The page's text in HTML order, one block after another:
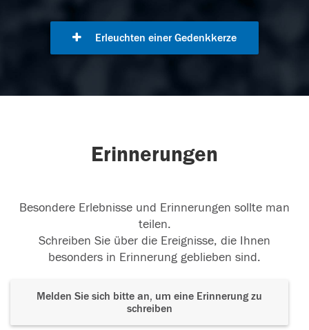
Erleuchten einer Gedenkkerze
Erinnerungen
Besondere Erlebnisse und Erinnerungen sollte man
teilen.
Schreiben Sie über die Ereignisse, die Ihnen
besonders in Erinnerung geblieben sind.
Melden Sie sich bitte an, um eine Erinnerung zu
schreiben